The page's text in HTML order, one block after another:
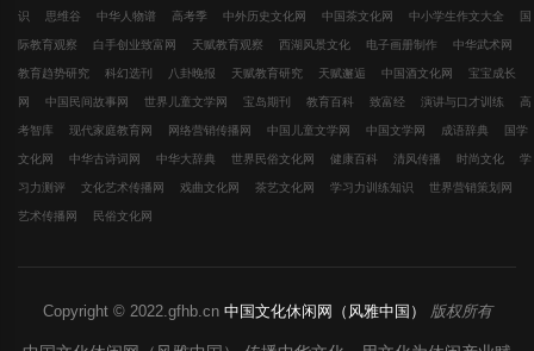
识 思维谷 中华人物谱 高考季 中外历史文化网 中国茶文化网 中小学生作文大全 国
际教育观察 白手创业致富网 天赋教育观察 西湖风景文化 电子画册制作 中华武术网
教育趋势研究 科幻选刊 八卦晚报 天赋教育研究 天赋邂逅 中国酒文化网 宝宝成长
网 中国民间故事网 世界儿童文学网 宝岛期刊 教育百科 致富经 演讲与口才训练 高
考智库 现代家庭教育网 网络营销传播网 中国儿童文学网 中国文学网 成语辞典 国学
文化网 中华古诗词网 中华大辞典 世界民俗文化网 健康百科 清风传播 时尚文化 学
习力测评 文化艺术传播网 戏曲文化网 茶艺文化网 学习力训练知识 世界营销策划网
艺术传播网 民俗文化网
Copyright © 2022.gfhb.cn 中国文化休闲网（风雅中国） 版权所有